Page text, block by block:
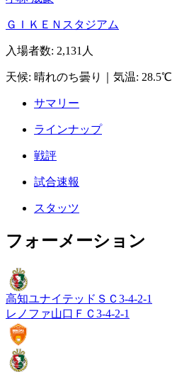
ＧＩＫＥＮスタジアム
入場者数: 2,131人
天候: 晴れのち曇り 気温: 28.5℃
サマリー
ラインナップ
戦評
試合速報
スタッツ
フォーメーション
高知ユナイテッドＳＣ 3-4-2-1
レノファ山口ＦＣ 3-4-2-1